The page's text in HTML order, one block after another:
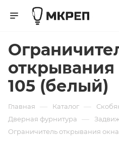
открывания
105 (белый)
Главная — Каталог —
Дверная фурнитура —
Ограничитель открывания